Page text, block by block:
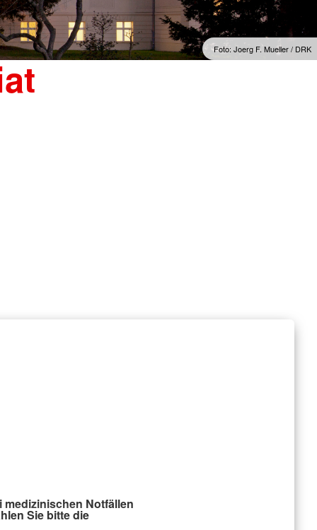
Foto: Joerg F. Mueller / DRK
medizinischen Notfällen
Sie bitte die